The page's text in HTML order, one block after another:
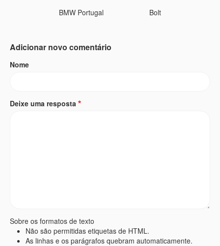
BMW Portugal Bolt
Adicionar novo comentário
Nome
Deixe uma resposta
Sobre os formatos de texto
Não são permitidas etiquetas de HTML.
As linhas e os parágrafos quebram automaticamente.